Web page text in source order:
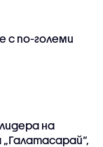
с по-големи
на